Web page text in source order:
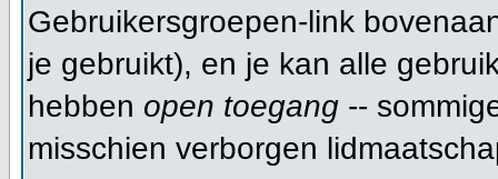
Gebruikersgroepen-link
je gebruikt), en je kan alle
hebben open toegang --
misschien verborgen